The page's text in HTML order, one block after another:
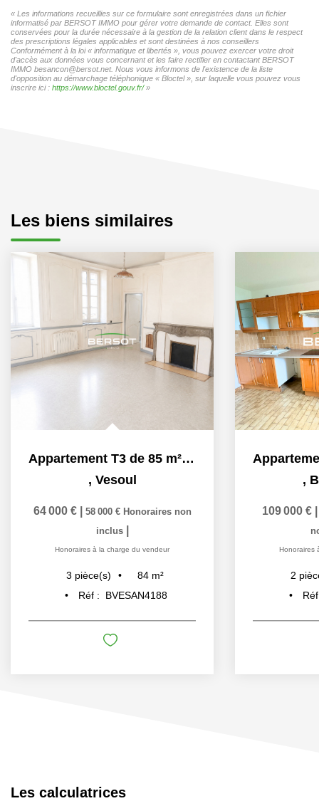
« Les informations recueillies sur ce formulaire sont enregistrées dans un fichier
informatisé par BERSOT IMMO pour gérer votre demande de contact. Elles sont
conservées pour la durée nécessaire à la gestion de la relation client dans le respect
des prescriptions légales applicables et sont destinées à nos conseillers
Conformément à la loi « informatique et libertés », vous pouvez exercer votre droit
d'accès aux données vous concernant et les faire rectifier en contactant BERSOT
IMMO besancon@bersot.net. Nous vous informons de l'existence de la liste
d'opposition au démarchage téléphonique « Bloctel », sur laquelle vous pouvez vous
inscrire ici : https://www.bloctel.gouv.fr/»
Les biens similaires
Appartement T3 de 85 m² en rez-de-chaussée
, Vesoul
64 000 € 58 000 € Honoraires non
inclus
Honoraires à la charge du vendeur
3 pièce(s) 84 m²
Réf :
BVESAN4188
,
109 000 €
Honoraires
2
Les calculatrices